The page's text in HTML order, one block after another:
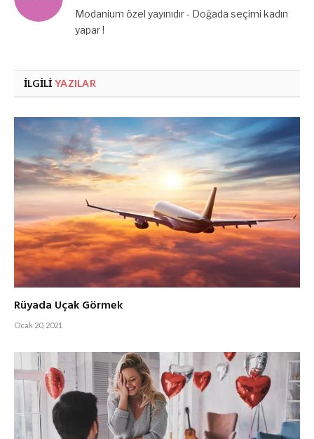
Modanium özel yayınıdır - Doğada seçimi kadın
yapar !
İLGILI YAZILAR
Rüyada Uçak Görmek
Ocak 20, 2021